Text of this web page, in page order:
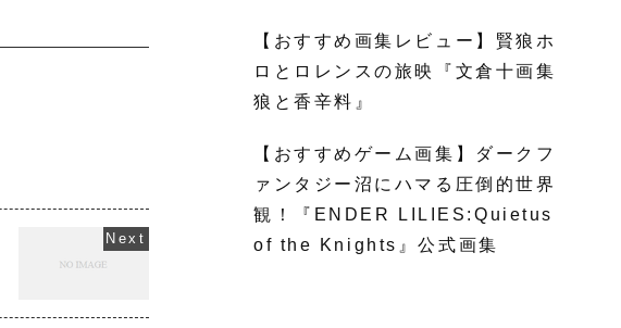
【おすすめ画集レビュー】賢狼ホ
ロとロレンスの旅映『文倉十画集
狼と香辛料』
【おすすめゲーム画集】ダークフ
ァンタジー沼にハマる圧倒的世界
観！『ENDER LILIES:Quietus
of the Knights』公式画集